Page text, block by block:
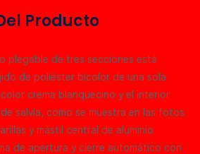
Producto
plegable de tres secciones está
de poliéster bicolor de una sola
crema blanquecino y el interior
salvia, como se muestra en las fotos
y mástil central de aluminio
de apertura y cierre automático con